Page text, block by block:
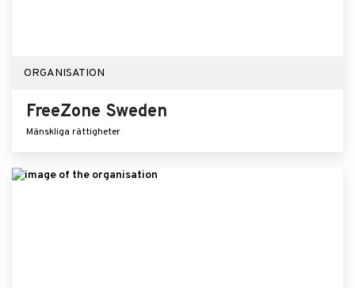
ORGANISATION
FreeZone Sweden
Mänskliga rättigheter